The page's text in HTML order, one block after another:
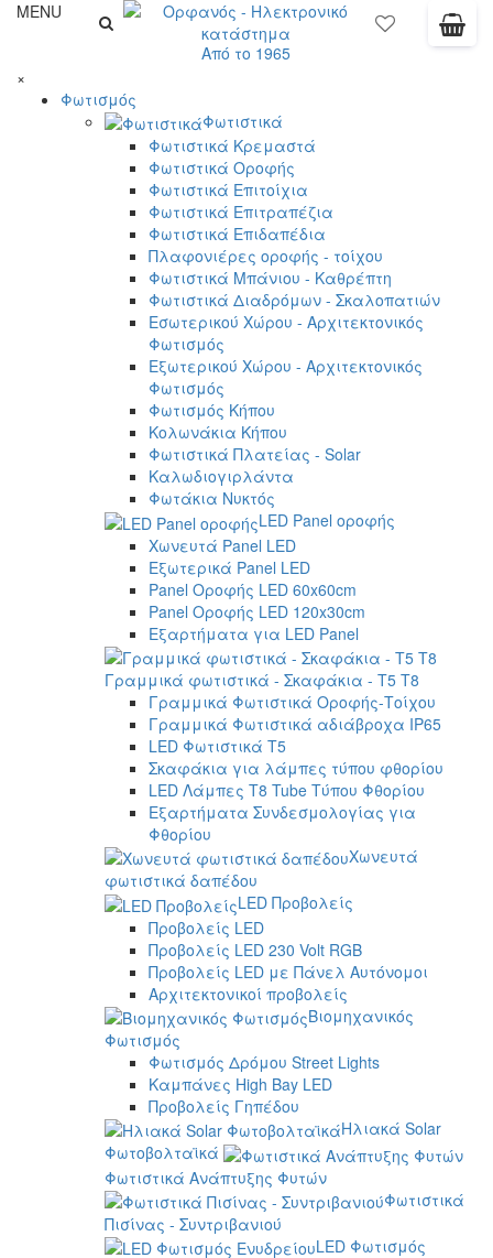
MENU
Από το 1965
×
Φωτισμός
Φωτιστικά
Φωτιστικά Κρεμαστά
Φωτιστικά Οροφής
Φωτιστικά Επιτοίχια
Φωτιστικά Επιτραπέζια
Φωτιστικά Επιδαπέδια
Πλαφονιέρες οροφής - τοίχου
Φωτιστικά Μπάνιου - Καθρέπτη
Φωτιστικά Διαδρόμων - Σκαλοπατιών
Εσωτερικού Χώρου - Αρχιτεκτονικός
Φωτισμός
Εξωτερικού Χώρου - Αρχιτεκτονικός
Φωτισμός
Φωτισμός Κήπου
Κολωνάκια Κήπου
Φωτιστικά Πλατείας - Solar
Καλωδιογιρλάντα
Φωτάκια Νυκτός
LED Panel οροφής
Χωνευτά Panel LED
Εξωτερικά Panel LED
Panel Οροφής LED 60x60cm
Panel Οροφής LED 120x30cm
Εξαρτήματα για LED Panel
Γραμμικά φωτιστικά - Σκαφάκια - Τ5 T8
Γραμμικά Φωτιστικά Οροφής-Τοίχου
Γραμμικά Φωτιστικά αδιάβροχα IP65
LED Φωτιστικά T5
Σκαφάκια για λάμπες τύπου φθορίου
LED Λάμπες T8 Tube Τύπου Φθορίου
Εξαρτήματα Συνδεσμολογίας για
Φθορίου
Χωνευτά
φωτιστικά δαπέδου
LED Προβολείς
Προβολείς LED
Προβολείς LED 230 Volt RGB
Προβολείς LED με Πάνελ Αυτόνομοι
Αρχιτεκτονικοί προβολείς
Βιομηχανικός
Φωτισμός
Φωτισμός Δρόμου Street Lights
Καμπάνες High Bay LED
Προβολείς Γηπέδου
Ηλιακά Solar
Φωτοβολταϊκά
Φωτιστικά Ανάπτυξης Φυτών
Φωτιστικά
Πισίνας - Συντριβανιού
LED Φωτισμός